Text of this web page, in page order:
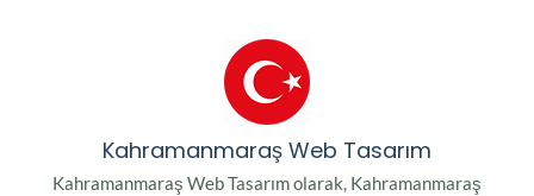
Kahramanmaraş Web Tasarım
Kahramanmaraş Web Tasarım olarak, Kahramanmaraş